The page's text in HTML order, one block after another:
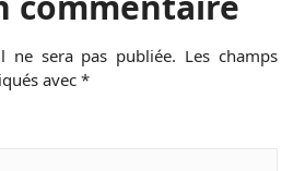
ne sera pas publiée. Les champs
avec *